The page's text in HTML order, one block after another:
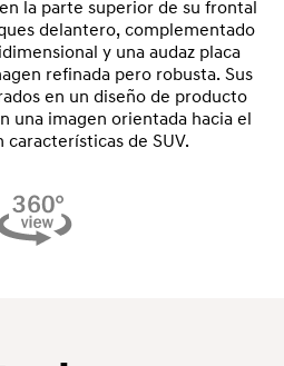
la parte superior de su frontal
delantero, complementado
y una audaz placa
refinada pero robusta. Sus
en un diseño de producto
una imagen orientada hacia el
de SUV.